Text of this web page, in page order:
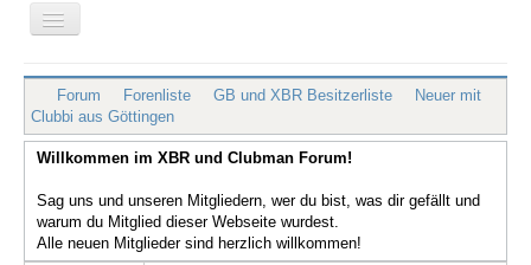
Navigation
an/aus
XBR.de
Technik
Forum
Treffen & Touren
Cafe-Ecke
Forum Forenliste GB und XBR Besitzerliste
Neuer mit
Clubbi aus Göttingen
Willkommen im XBR und Clubman Forum!
Sag uns und unseren Mitgliedern, wer du bist, was dir gefällt und
warum du Mitglied dieser Webseite wurdest.
Alle neuen Mitglieder sind herzlich willkommen!